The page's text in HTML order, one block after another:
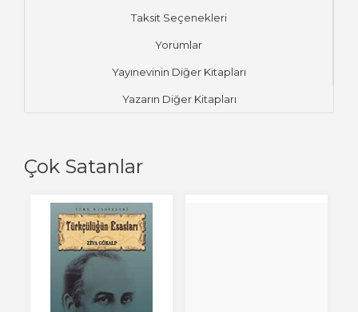
Taksit Seçenekleri
Yorumlar
Yayınevinin Diğer Kitapları
Yazarın Diğer Kitapları
Çok Satanlar